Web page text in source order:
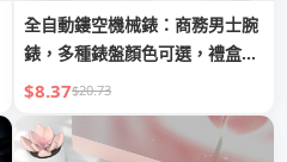
全自動鏤空機械錶：商務男士腕
錶，多種錶盤顏色可選，禮盒
裝，夜光防水
$8.37$20.73